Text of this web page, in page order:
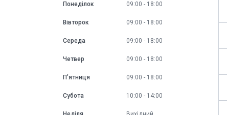
Понеділок 09:00 18:00
Вівторок 09:00 18:00
Середа 09:00 18:00
Четвер 09:00 18:00
Пʼятниця 09:00 18:00
Субота 10:00 14:00